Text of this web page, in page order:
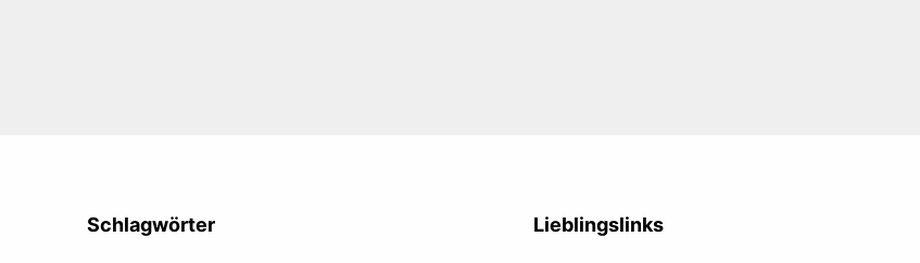
Schlagwörter Lieblingslinks